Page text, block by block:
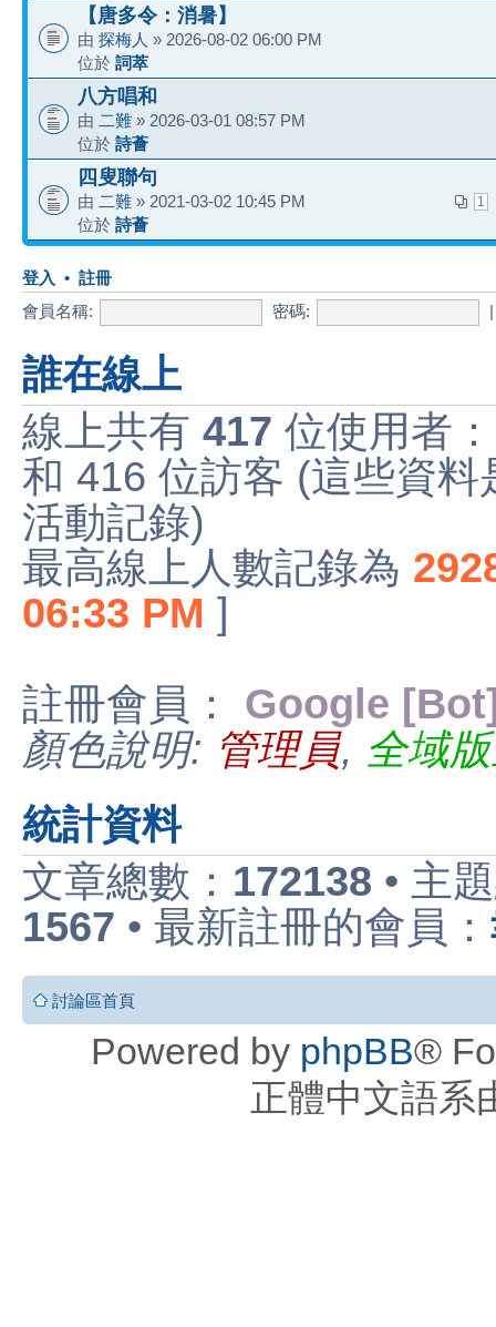
【唐多令：消暑】
由 探梅人 » 2026-08-02 06:00 PM
位於 詞萃
八方唱和
由 二難 » 2026-03-01 08:57 PM
位於 詩薈
四叟聯句
1
由 二難 » 2021-03-02 10:45 PM
位於 詩薈
登入 • 註冊
會員名稱: 密碼:
誰在線上
線上共有 417 位使用者
和 416 位訪客 (這些資
活動記錄)
最高線上人數記錄為
06:33 PM ]
註冊會員： Google
顏色說明: 管理員, 全域
統計資料
文章總數： 172138 • 主
1567 • 最新註冊的會員：
討論區首頁
Powered by phpBB®
正體中文語系